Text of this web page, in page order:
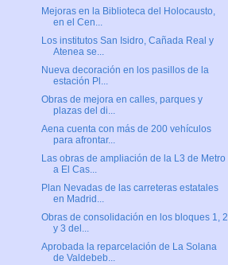
Mejoras en la Biblioteca del Holocausto,
en el Cen...
Los institutos San Isidro, Cañada Real y
Atenea se...
Nueva decoración en los pasillos de la
estación Pl...
Obras de mejora en calles, parques y
plazas del di...
Aena cuenta con más de 200 vehículos
para afrontar...
Las obras de ampliación de la L3 de Metro
a El Cas...
Plan Nevadas de las carreteras estatales
en Madrid...
Obras de consolidación en los bloques 1, 2
y 3 del...
Aprobada la reparcelación de La Solana
de Valdebeb...